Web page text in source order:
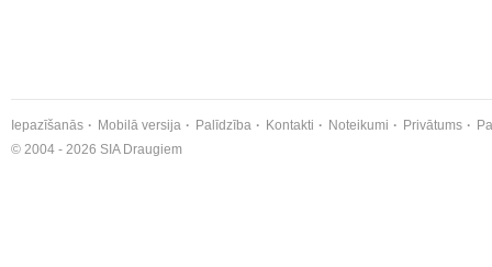
Iepazīšanās Mobilā versija Palīdzība Kontakti Noteikumi Privātums
© 2004 - 2026 SIA Draugiem